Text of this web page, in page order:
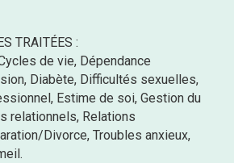
TRAITÉES :
de vie, Dépendance
Diabète, Difficultés sexuelles,
Estime de soi, Gestion du
relationnels, Relations
Divorce, Troubles anxieux,